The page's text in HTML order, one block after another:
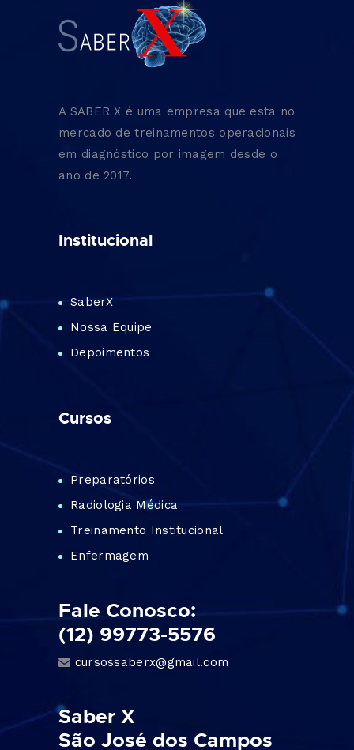
A SABER X é uma empresa que esta no
mercado de treinamentos operacionais
em diagnóstico por imagem desde o
ano de 2017.
Institucional
SaberX
Nossa Equipe
Depoimentos
Cursos
Preparatórios
Radiologia Médica
Treinamento Institucional
Enfermagem
Fale Conosco:
(12) 99773-5576
cursossaberx@gmail.com
Saber X
São José dos Campos